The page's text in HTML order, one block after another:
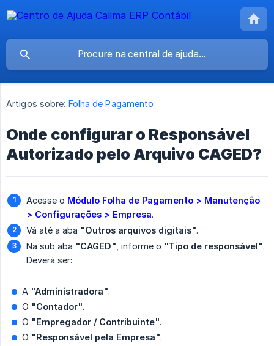
Artigos sobre: Folha de Pagamento
Onde configurar o Responsável
Autorizado pelo Arquivo CAGED?
Acesse o Módulo Folha de Pagamento > Manutenção
> Configurações > Empresa.
Vá até a aba "Outros arquivos digitais".
Na sub aba "CAGED" , informe o "Tipo de responsável".
Deverá ser:
A "Administradora".
O "Contador".
O "Empregador / Contribuinte".
O "Responsável pela Empresa".